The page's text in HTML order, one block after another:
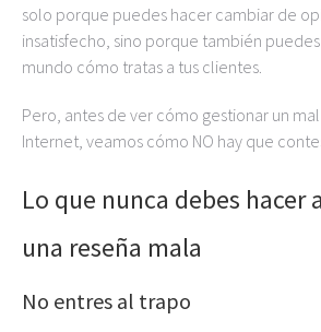
solo porque puedes hacer cambiar de
insatisfecho, sino porque también
mundo cómo tratas a tus clientes.
Pero, antes de ver cómo gestionar un
Internet, veamos cómo NO hay que
Lo que nunca debes hacer
una reseña mala
No entres al trapo